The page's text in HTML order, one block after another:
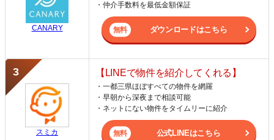
CANARY
・仲介手数料を最低金額保証
ダウンロードはこちら
スミカ
【LINEで物件を紹介してくれる】
・一都三県ほぼすべての物件を網羅
・早朝から深夜まで相談可能
・ネットにない物件をタイムリーに紹介
公式LINEはこちら